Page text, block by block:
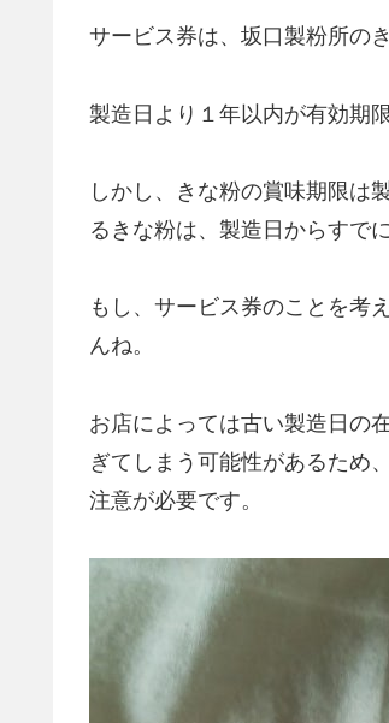
サービス券は、坂口製粉所の
製造日より１年以内が有効期
しかし、きな粉の賞味期限は
るきな粉は、製造日からすで
もし、サービス券のことを考
んね。
お店によっては古い製造日の
ぎてしまう可能性があるため
注意が必要です。